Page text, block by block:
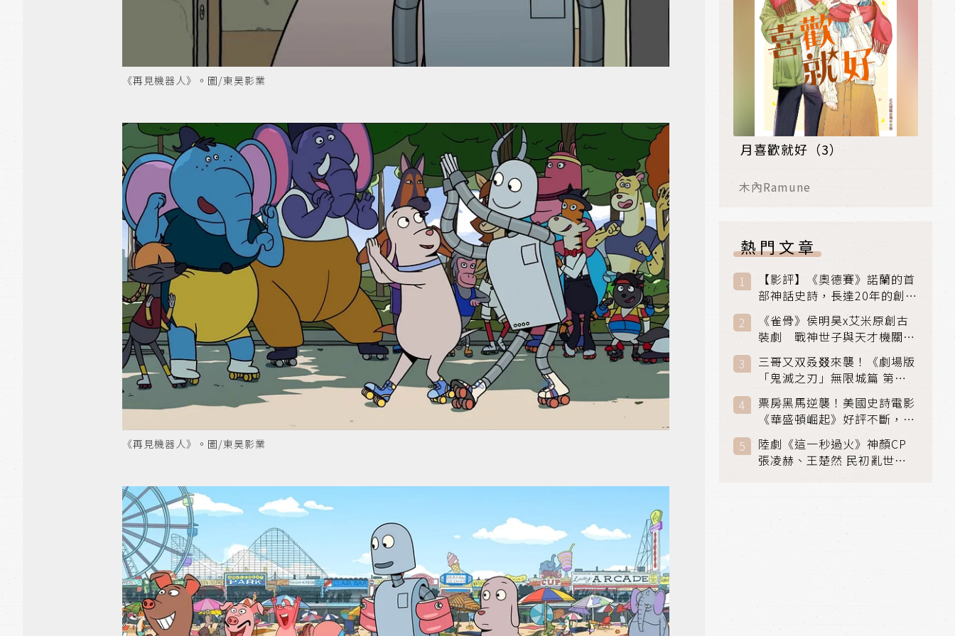
《再見機器人》。圖/東昊影業
《再見機器人》。圖/東昊影業
月喜歡就好（3）
木內Ramune
熱門文章
【影評】《奧德賽》諾蘭的首
部神話史詩，長達20年的創傷
與贖罪之旅
《雀骨》侯明昊x艾米原創古
裝劇 戰神世子與天才機關師
聯手攻克身世之謎
三哥又双叒叕來襲！《劇場版
「鬼滅之刃」無限城篇 第一
章》 七月首登串流平台
票房黑馬逆襲！美國史詩電影
《華盛頓崛起》好評不斷，輾
壓《玩具總動員5》、《超少
女》
陸劇《這一秒過火》神顏CP
張凌赫、王楚然 民初亂世、